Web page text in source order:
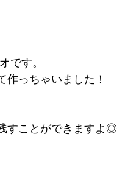
です。
っちゃいました！
すことができますよ◎